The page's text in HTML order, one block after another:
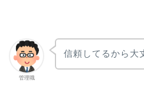
管理職
信頼してるから大